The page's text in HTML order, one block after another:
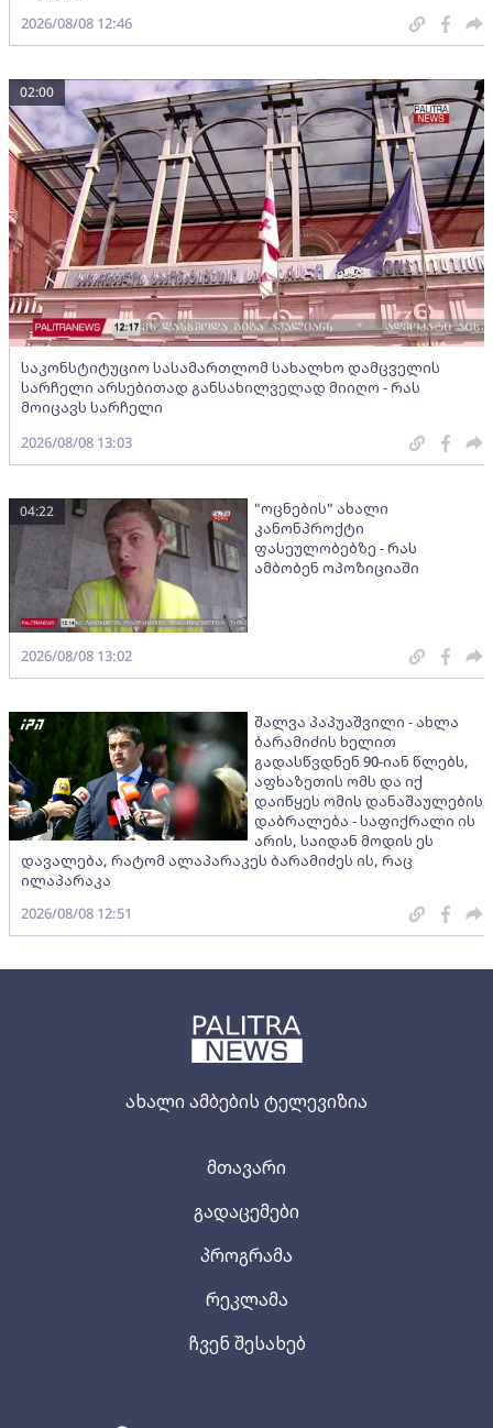
ახალი ამბების ტელევიზია
მთავარი
გადაცემები
პროგრამა
რეკლამა
ჩვენ შესახებ
2026/08/08 12:46
საკონსტიტუციო სასამართლომ სახალხო დამცველის
სარჩელი არსებითად განსახილველად მიიღო - რას
მოიცავს სარჩელი
02:00
2026/08/08 13:03
"ოცნების" ახალი
კანონპროქტი
ფასეულობებზე - რას
ამბობენ ოპოზიციაში
04:22
2026/08/08 13:02
შალვა პაპუაშვილი - ახლა
ბარამიძის ხელით
გადასწვდნენ 90-იან წლებს,
აფხაზეთის ომს და იქ
დაიწყეს ომის დანაშაულების
დაბრალება - საფიქრალი ის
არის, საიდან მოდის ეს
დავალება, რატომ ალაპარაკეს ბარამიძეს ის, რაც
ილაპარაკა
2026/08/08 12:51